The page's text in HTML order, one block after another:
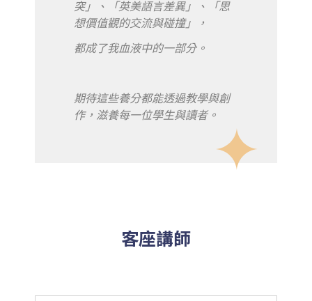
突」、「英美語言差異」、「思
想價值觀的交流與碰撞」，
都成了我血液中的一部分。
期待這些養分都能透過教學與創
作，滋養每一位學生與讀者。
客座講師